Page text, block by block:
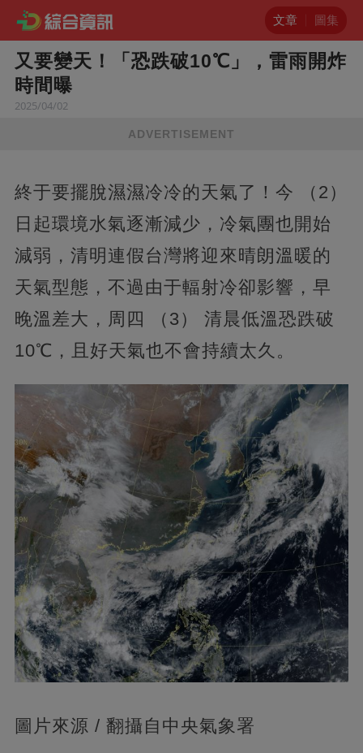
文章 圖集
又要變天！「恐跌破10℃」，雷雨開炸
時間曝
2025/04/02
ADVERTISEMENT
終于要擺脫濕濕冷冷的天氣了！今 （2）
日起環境水氣逐漸減少，冷氣團也開始
減弱，清明連假台灣將迎來晴朗溫暖的
天氣型態，不過由于輻射冷卻影響，早
晚溫差大，周四 （3） 清晨低溫恐跌破
10℃，且好天氣也不會持續太久。
圖片來源 / 翻攝自中央氣象署